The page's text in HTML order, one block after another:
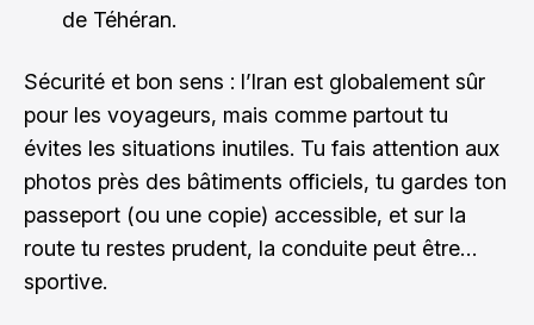
de Téhéran.
Sécurité et bon sens : l’Iran est globalement sûr
pour les voyageurs, mais comme partout tu
évites les situations inutiles. Tu fais attention aux
photos près des bâtiments officiels, tu gardes ton
passeport (ou une copie) accessible, et sur la
route tu restes prudent, la conduite peut être…
sportive.